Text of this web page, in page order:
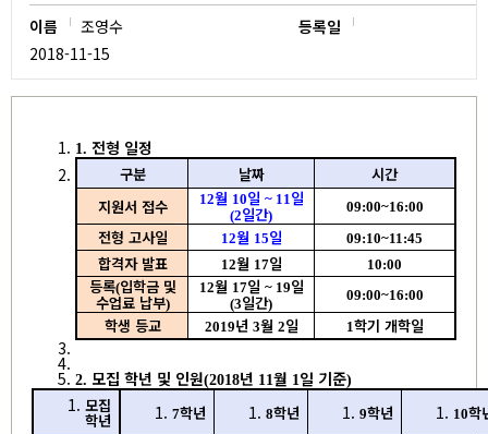
이름
조영수
등록일
2018-11-15
1. 전형 일정
구분 날짜
시간
지원서 접수
12월 10일 ~ 11일
(2일간)
09:00~16:00
전형 고사일 12월 15일 09:10~11:45
합격자 발표 12월 17일 10:00
등록(입학금 및
수업료 납부)
12월 17일 ~ 19일
(3일간)
09:00~16:00
학생 등교 2019년 3월 2일 1학기 개학일
2. 모집 학년 및 인원(2018년 11월 1일 기준)
모집
학년 7학년 8학년 9학년 10학